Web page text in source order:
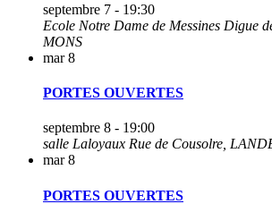
septembre 7 - 19:30
Ecole Notre Dame de Messines Digue
MONS
mar8
PORTES OUVERTES
septembre 8 - 19:00
salle Laloyaux Rue de Cousolre,
mar8
PORTES OUVERTES